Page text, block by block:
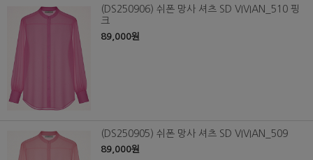
(DS250906) 쉬폰 망사 셔츠 SD VIVIAN_510 핑
크
89,000원
(DS250905) 쉬폰 망사 셔츠 SD VIVIAN_509
89,000원